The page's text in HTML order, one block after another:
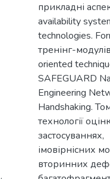
прикладні
availability
technologies.
тренінг-
oriented
SAFEGUARD
Engineering
Handshaking.
технології
застосуваннях,
імовірнісних
вторинних